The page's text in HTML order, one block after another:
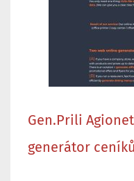
Gen.Prili
generátor